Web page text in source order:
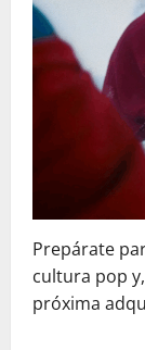
Prepárate
cultura pop
próxima